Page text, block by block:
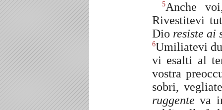
5Anche
Rivestitevi
Dio resiste ai
6Umiliatevi
vi esalti al
vostra
sobri,
ruggente va